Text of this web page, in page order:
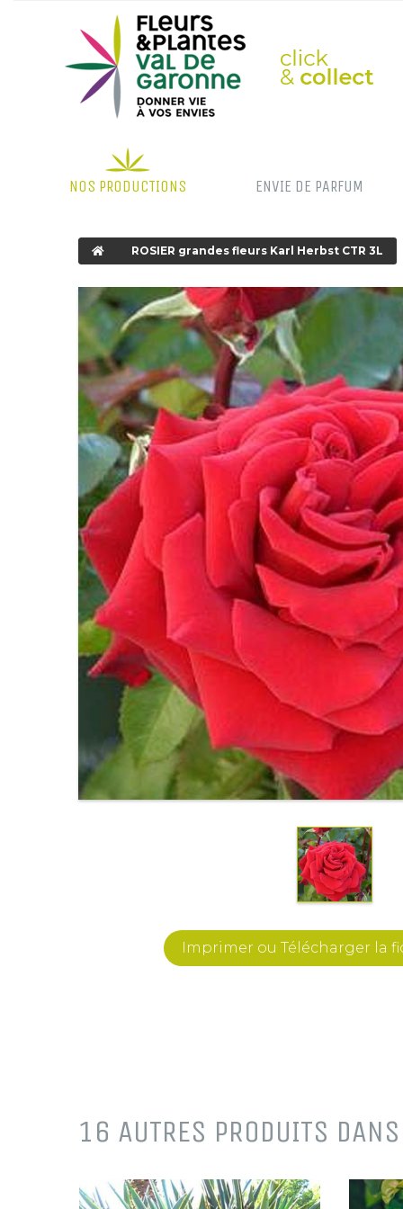
NOS PRODUCTIONS ENVIE DE PARFUM
ROSIER grandes fleurs Karl Herbst CTR 3L
Imprimer ou Télécharger la
16 AUTRES PRODUITS